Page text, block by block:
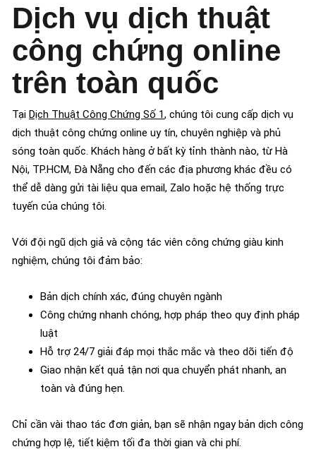
Dịch vụ dịch thuật
công chứng online
trên toàn quốc
Tại Dịch Thuật Công Chứng Số 1, chúng tôi cung cấp dịch vụ
dịch thuật công chứng online uy tín, chuyên nghiệp và phủ
sóng toàn quốc. Khách hàng ở bất kỳ tỉnh thành nào, từ Hà
Nội, TP.HCM, Đà Nẵng cho đến các địa phương khác đều có
thể dễ dàng gửi tài liệu qua email, Zalo hoặc hệ thống trực
tuyến của chúng tôi.
Với đội ngũ dịch giả và cộng tác viên công chứng giàu kinh
nghiệm, chúng tôi đảm bảo:
Bản dịch chính xác, đúng chuyên ngành
Công chứng nhanh chóng, hợp pháp theo quy định pháp
luật
Hỗ trợ 24/7 giải đáp mọi thắc mắc và theo dõi tiến độ
Giao nhận kết quả tận nơi qua chuyển phát nhanh, an
toàn và đúng hẹn.
Chỉ cần vài thao tác đơn giản, bạn sẽ nhận ngay bản dịch công
chứng hợp lệ, tiết kiệm tối đa thời gian và chi phí.